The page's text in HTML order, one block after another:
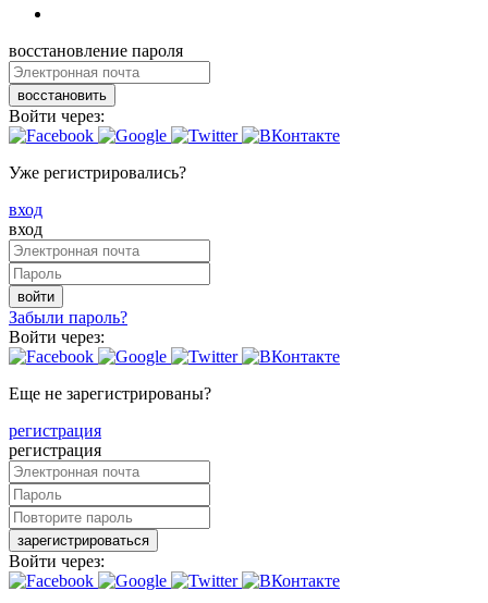
восстановление пароля
восстановить
Войти через:
Уже регистрировались?
вход
вход
войти
Забыли пароль?
Войти через:
Еще не зарегистрированы?
регистрация
регистрация
зарегистрироваться
Войти через: